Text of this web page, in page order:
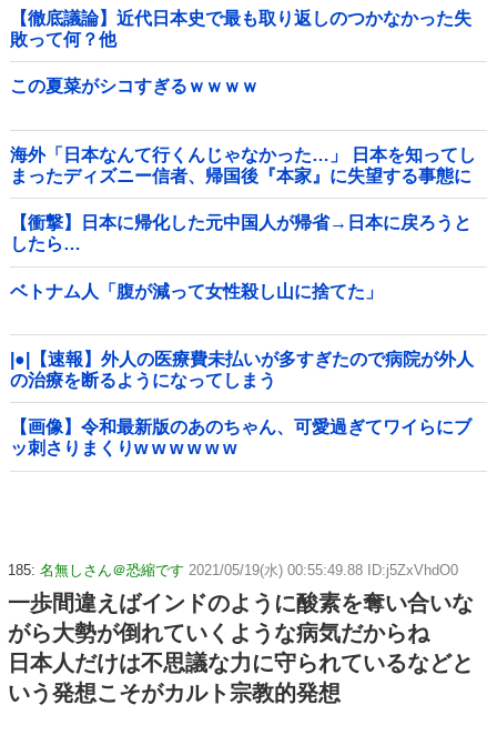
【徹底議論】近代日本史で最も取り返しのつかなかった失
敗って何？他
この夏菜がシコすぎるｗｗｗｗ
海外「日本なんて行くんじゃなかった…」 日本を知ってし
まったディズニー信者、帰国後『本家』に失望する事態に
【衝撃】日本に帰化した元中国人が帰省→日本に戻ろうと
したら…
ベトナム人「腹が減って女性殺し山に捨てた」
|●|【速報】外人の医療費未払いが多すぎたので病院が外人
の治療を断るようになってしまう
【画像】令和最新版のあのちゃん、可愛過ぎてワイらにブ
ッ刺さりまくりw w w w w w
185: 名無しさん＠恐縮です 2021/05/19(水) 00:55:49.88 ID:j5ZxVhdO0
一歩間違えばインドのように酸素を奪い合いな
がら大勢が倒れていくような病気だからね
日本人だけは不思議な力に守られているなどと
いう発想こそがカルト宗教的発想